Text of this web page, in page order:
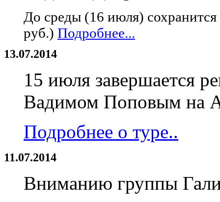
До среды (16 июля)
руб.) Подробнее...
13.07.2014
15 июля завершается
Вадимом Поповым на
Подробнее о туре..
11.07.2014
Вниманию группы